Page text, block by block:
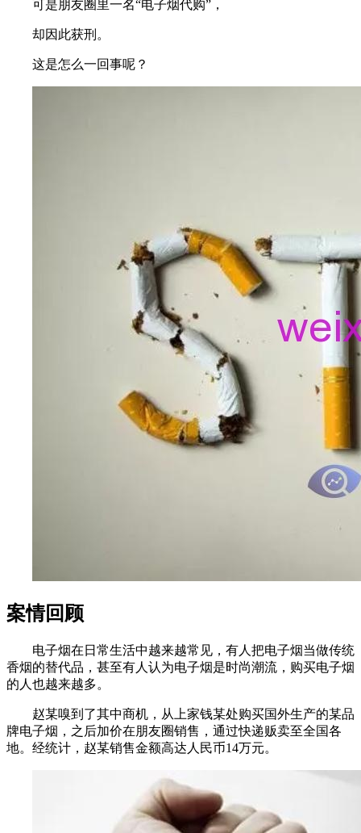
可是朋友圈里一名“电子烟代购”，
却因此获刑。
这是怎么一回事呢？
案情回顾
电子烟在日常生活中越来越常见，有人把电子烟当做传统
香烟的替代品，甚至有人认为电子烟是时尚潮流，购买电子烟
的人也越来越多。
赵某嗅到了其中商机，从上家钱某处购买国外生产的某品
牌电子烟，之后加价在朋友圈销售，通过快递贩卖至全国各
地。经统计，赵某销售金额高达人民币14万元。